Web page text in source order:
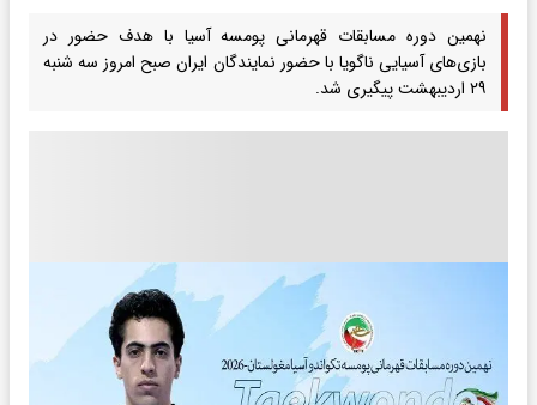
نهمین دوره مسابقات قهرمانی پومسه آسیا با هدف حضور در
بازی‌های آسیایی ناگویا با حضور نمایندگان ایران صبح امروز سه شنبه
۲۹ اردیبهشت پیگیری شد.